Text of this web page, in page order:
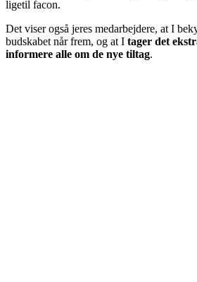
ligetil facon.
Det viser også jeres medarbejdere, at I
budskabet når frem, og at I tager det
informere alle om de nye tiltag.